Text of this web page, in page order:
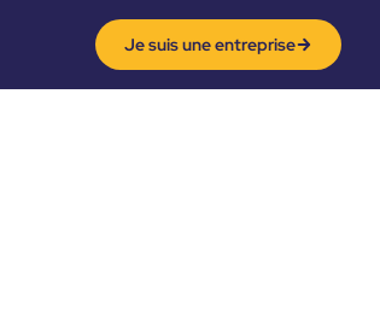
Je suis une entreprise